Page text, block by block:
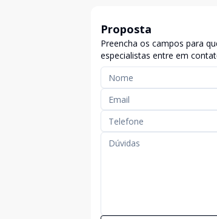
Proposta
Preencha os campos para
especialistas entre em